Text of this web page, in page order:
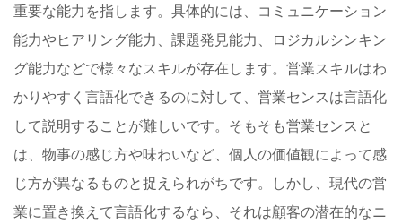
重要な能力を指します。具体的には、コミュニケーション
能力やヒアリング能力、課題発見能力、ロジカルシンキン
グ能力などで様々なスキルが存在します。営業スキルはわ
かりやすく言語化できるのに対して、営業センスは言語化
して説明することが難しいです。そもそも営業センスと
は、物事の感じ方や味わいなど、個人の価値観によって感
じ方が異なるものと捉えられがちです。しかし、現代の営
業に置き換えて言語化するなら、それは顧客の潜在的なニ